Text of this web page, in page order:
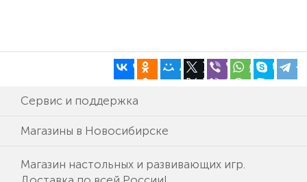
Сервис и поддержка
Магазины в Новосибирске
Магазин настольных и развивающих игр.